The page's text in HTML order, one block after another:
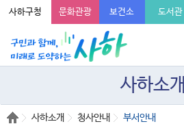
사하구청 문화관광 보건소 도서관
사하소개
사하소개 청사안내 부서안내